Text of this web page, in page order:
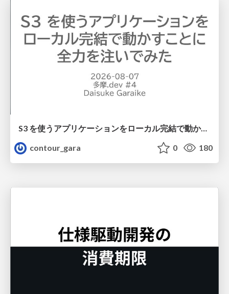
S3 を使うアプリケーションをローカル完結で動かすことに全力を注いでみた / Running S3 Apps Offline
contour_gara
0 180